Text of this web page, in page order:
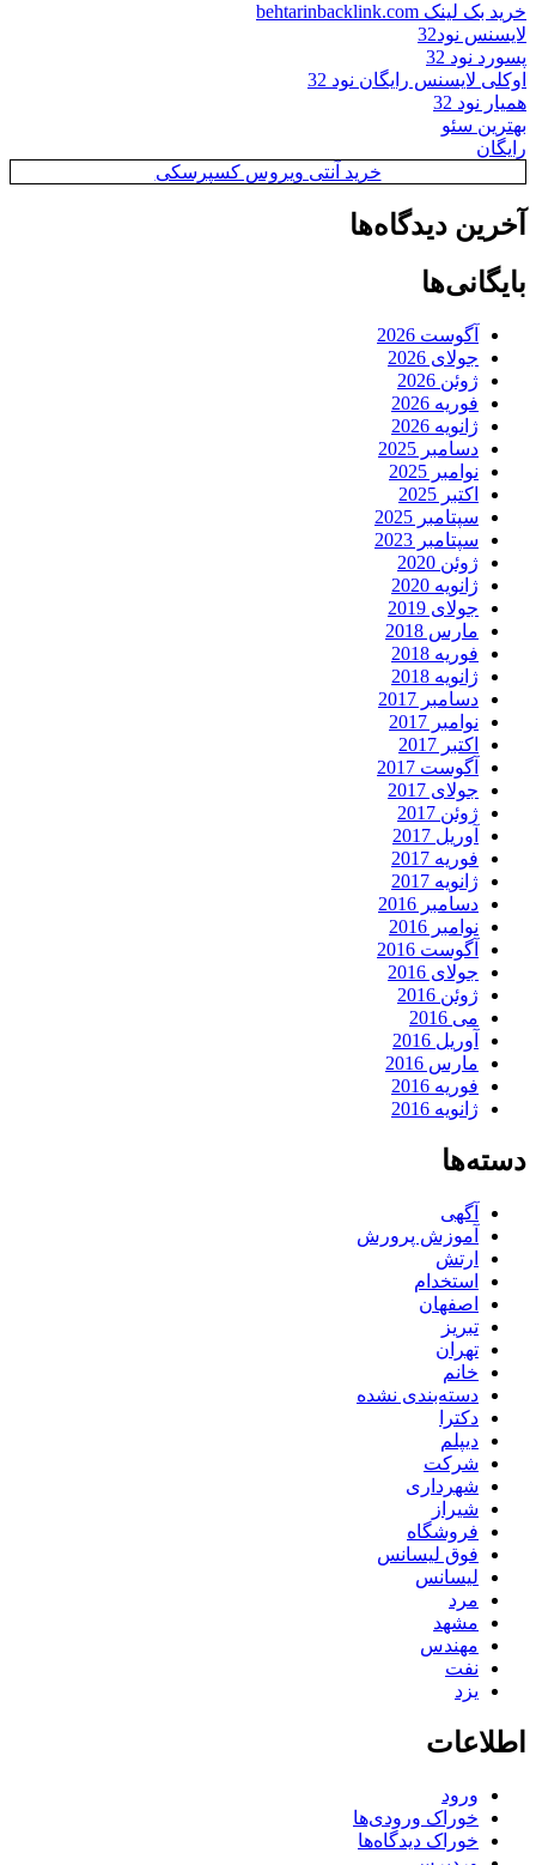
خرید بک لینک behtarinbacklink.com
لایسنس نود32
پسورد نود 32
اوکلی لایسنس رایگان نود 32
همیار نود 32
بهترین سئو
رایگان
خرید آنتی ویروس کسپرسکی
آخرین دیدگاه‌ها
بایگانی‌ها
آگوست 2026
جولای 2026
ژوئن 2026
فوریه 2026
ژانویه 2026
دسامبر 2025
نوامبر 2025
اکتبر 2025
سپتامبر 2025
سپتامبر 2023
ژوئن 2020
ژانویه 2020
جولای 2019
مارس 2018
فوریه 2018
ژانویه 2018
دسامبر 2017
نوامبر 2017
اکتبر 2017
آگوست 2017
جولای 2017
ژوئن 2017
آوریل 2017
فوریه 2017
ژانویه 2017
دسامبر 2016
نوامبر 2016
آگوست 2016
جولای 2016
ژوئن 2016
می 2016
آوریل 2016
مارس 2016
فوریه 2016
ژانویه 2016
دسته‌ها
آگهی
آموزش پرورش
ارتش
استخدام
اصفهان
تبریز
تهران
خانم
دسته‌بندی نشده
دکترا
دیپلم
شرکت
شهرداری
شیراز
فروشگاه
فوق لیسانس
لیسانس
مرد
مشهد
مهندس
نفت
یزد
اطلاعات
ورود
خوراک ورودی‌ها
خوراک دیدگاه‌ها